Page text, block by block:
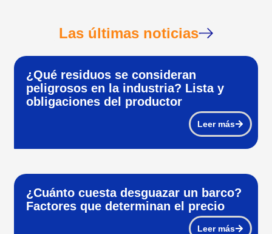
Las últimas noticias
¿Qué residuos se consideran
peligrosos en la industria? Lista y
obligaciones del productor
Leer más
¿Cuánto cuesta desguazar un barco?
Factores que determinan el precio
Leer más